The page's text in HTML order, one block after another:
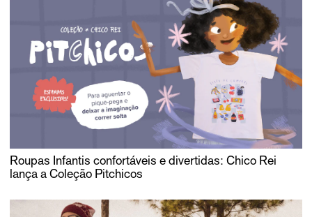
Roupas Infantis confortáveis e divertidas: Chico Rei
lança a Coleção Pitchicos